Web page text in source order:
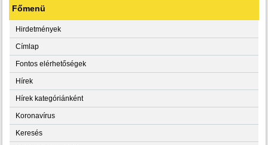
Főmenü
Hirdetmények
Címlap
Fontos elérhetőségek
Hírek
Hírek kategóriánként
Koronavírus
Keresés